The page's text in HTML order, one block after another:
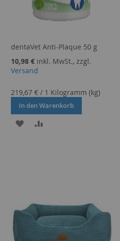
dentaVet Anti-Plaque 50 g
10,98 € inkl. MwSt., zzgl.
Versand
219,67 € / 1 Kilogramm (kg)
In den Warenkorb
ZUR